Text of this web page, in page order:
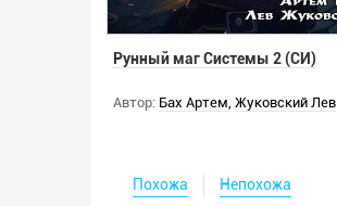
Рунный маг Системы 2 (СИ)
Автор: Бах Артем, Жуковский Лев
Похожа Непохожа